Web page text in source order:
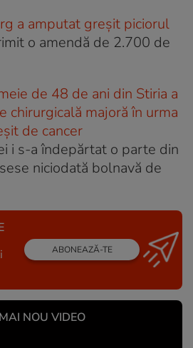
a amputat greșit piciorul
o amendă de 2.700 de
de 48 de ani din Stiria a
chirurgicală majoră în urma
de cancer
i s-a îndepărtat o parte din
niciodată bolnavă de
ABONEAZĂ-TE
NOU VIDEO